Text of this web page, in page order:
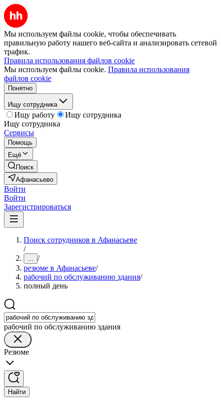
Мы используем файлы cookie, чтобы обеспечивать
правильную работу нашего веб-сайта и анализировать сетевой
трафик.
Правила использования файлов cookie
Мы используем файлы cookie. Правила использования
файлов cookie
Понятно
Ищу сотрудника
Ищу работу
Ищу сотрудника
Ищу сотрудника
Сервисы
Помощь
Ещё
Поиск
Афанасьево
Войти
Войти
Зарегистрироваться
Поиск сотрудников в Афанасьеве
/
... /
резюме в Афанасьеве/
рабочий по обслуживанию здания/
полный день
рабочий по обслуживанию здания
Резюме
Найти